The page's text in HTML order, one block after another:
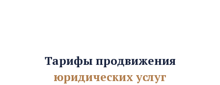
Тарифы продвижения
юридических услуг